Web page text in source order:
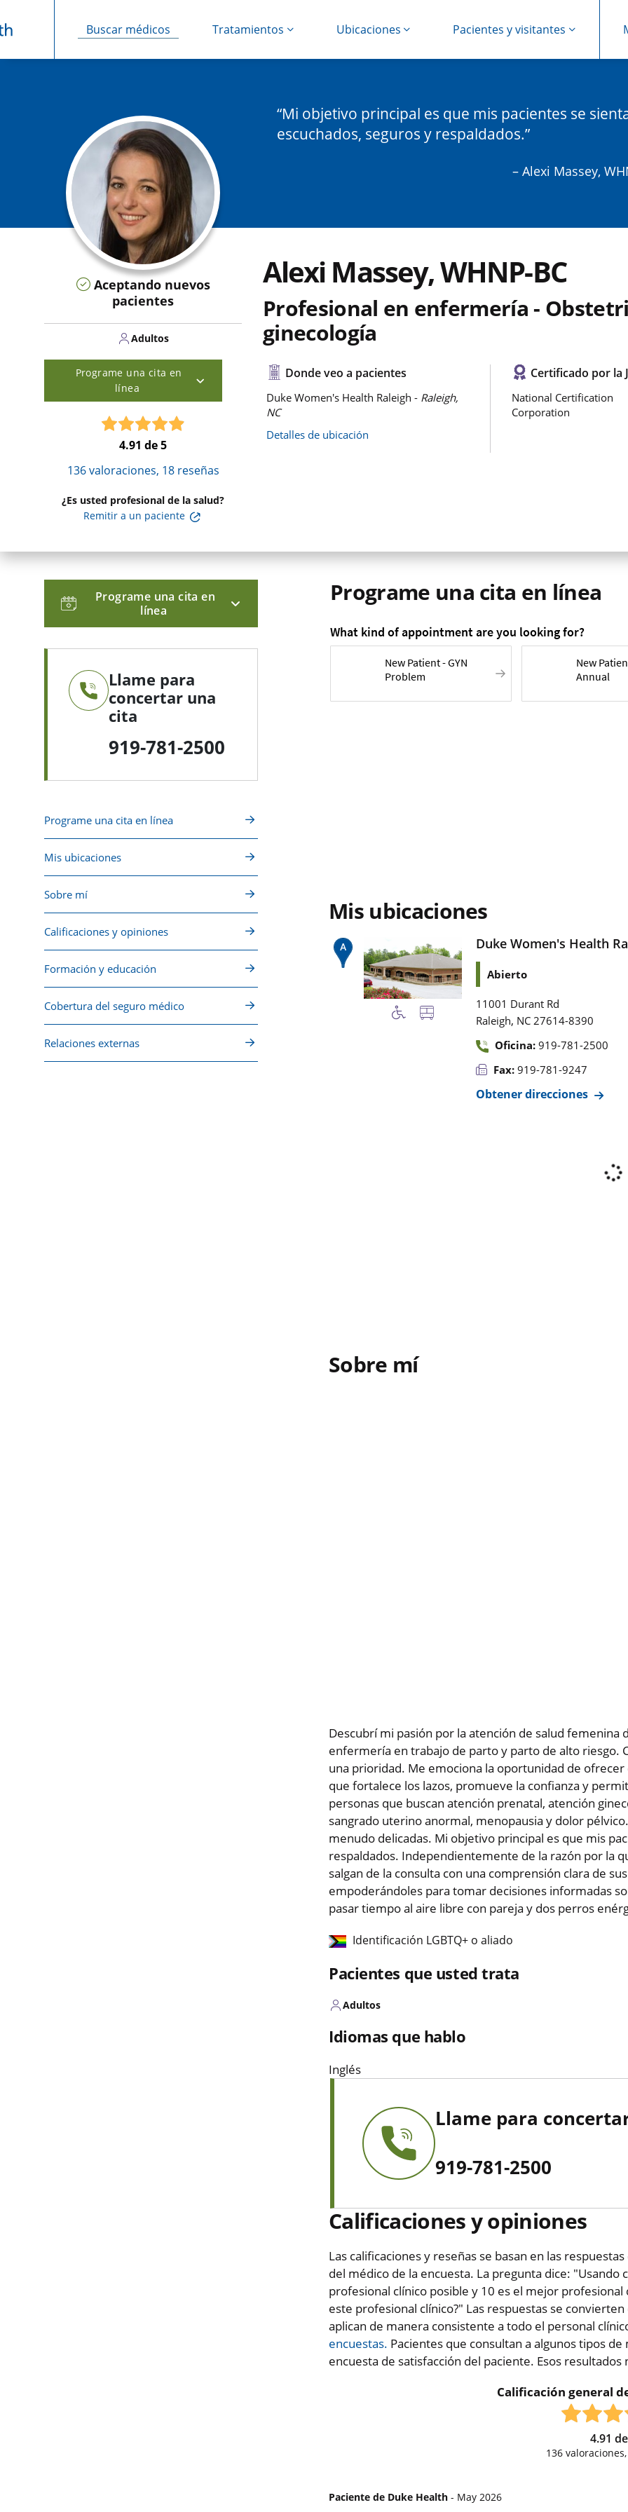
Buscar médicos Tratamientos Ubicaciones Pacientes y visitantes
Aceptando nuevos
pacientes
Adultos
Programe una cita en
línea
4.91 de 5
136valoraciones, 18reseñas
¿Es usted profesional de la salud?
Remitir a un paciente
Mi objetivo principal es que mis pacientes se
escuchados, seguros y respaldados.
– Alexi Massey,
Alexi Massey, WHNP-BC
Profesional en enfermería -
ginecología
Donde veo a pacientes
Duke Women's Health Raleigh - Raleigh,
NC
Detalles de ubicación
Certificado por la
National Certification
Corporation
Programe una cita en
línea
Llame para
concertar una
cita
919-781-2500
Programe una cita en línea
Mis ubicaciones
Sobre mí
Calificaciones y opiniones
Formación y educación
Cobertura del seguro médico
Relaciones externas
Programe una cita en línea
Mis ubicaciones
Duke Women's Health
Abierto
11001 Durant Rd
Raleigh, NC 27614-8390
Oficina: 919-781-2500
Fax: 919-781-9247
Obtener direcciones
Sobre mí
Descubrí mi pasión por la atención de salud
enfermería en trabajo de parto y parto de alto riesgo.
una prioridad. Me emociona la oportunidad de
que fortalece los lazos, promueve la confianza y
personas que buscan atención prenatal, atención
sangrado uterino anormal, menopausia y dolor
menudo delicadas. Mi objetivo principal es que mis
respaldados. Independientemente de la razón por la
salgan de la consulta con una comprensión clara de
empoderándoles para tomar decisiones informadas
pasar tiempo al aire libre con pareja y dos perros
Identificación LGBTQ+ o aliado
Pacientes que usted trata
Adultos
Idiomas que hablo
Inglés
Llame para
919-781-2500
Calificaciones y opiniones
Las calificaciones y reseñas se basan en las
del médico de la encuesta. La pregunta dice:
profesional clínico posible y 10 es el mejor
este profesional clínico?" Las respuestas se
aplican de manera consistente a todo el personal
encuestas. Pacientes que consultan a algunos tipos
encuesta de satisfacción del paciente. Esos
Calificación general
4.91 de
136 valoraciones,
Paciente de Duke Health - May 2026